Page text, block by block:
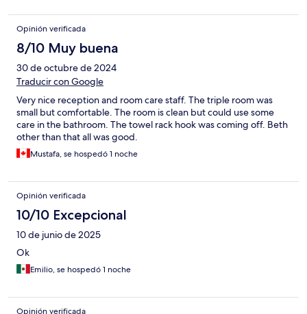
Opinión verificada
8/10 Muy buena
30 de octubre de 2024
Traducir con Google
Very nice reception and room care staff. The triple room was
small but comfortable. The room is clean but could use some
care in the bathroom. The towel rack hook was coming off. Beth
other than that all was good.
Mustafa, se hospedó 1 noche
Opinión verificada
10/10 Excepcional
10 de junio de 2025
Ok
Emilio, se hospedó 1 noche
Opinión verificada